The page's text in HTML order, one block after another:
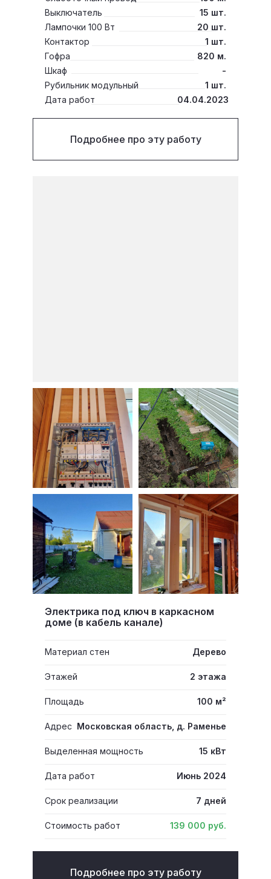
Рубильник модульный
Выключатель
Дата работ
1 шт.
15 шт.
04.04.2023
Гофра
820 м.
Шкаф
-
Лампочки 100 Вт
20 шт.
Контактор
1 шт.
Подробнее про эту работу
Электрика под ключ в каркасном
доме (в кабель канале)
Срок реализации
Материал стен
Площадь
Выделенная мощность
Дата работ
7 дней
Дерево
100 м²
15 кВт
Июнь 2024
Подробнее про эту работу
Адрес Московская область, д. Раменье
Этажей 2 этажа
Стоимость работ 139 000 руб.